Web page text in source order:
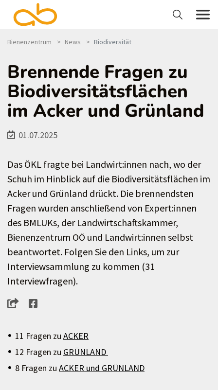
Bienenzentrum News Biodiversität
Brennende Fragen zu
Biodiversitätsflächen
im Acker und Grünland
01.07.2025
Das ÖKL fragte bei Landwirt:innen nach, wo der
Schuh im Hinblick auf die Biodiversitätsflächen im
Acker und Grünland drückt. Die brennendsten
Fragen wurden anschließend von Expert:innen
des BMLUKs, der Landwirtschaftskammer,
Bienenzentrum OÖ und Landwirt:innen selbst
beantwortet. Folgen Sie den Links, um zur
Interviewsammlung zu kommen (31
Interviewfragen).
11 Fragen zu ACKER
12 Fragen zu GRÜNLAND
8 Fragen zu ACKER und GRÜNLAND